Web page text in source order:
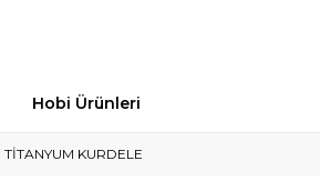
Hobi Ürünleri
TİTANYUM KURDELE